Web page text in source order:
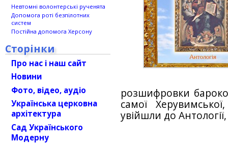
розшифровки
самої
увійшли до
Невтомні волонтерські рученята
Допомога роті безпілотних
систем
Постійна допомога Херсону
Сторінки
Про нас і наш сайт
Новини
Фото, відео, аудіо
Українська церковна
архітектура
Сад Українського
Модерну